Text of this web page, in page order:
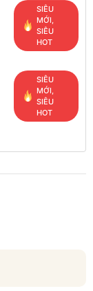
SIÊU
MỚI,
SIÊU
HOT
SIÊU
MỚI,
SIÊU
HOT